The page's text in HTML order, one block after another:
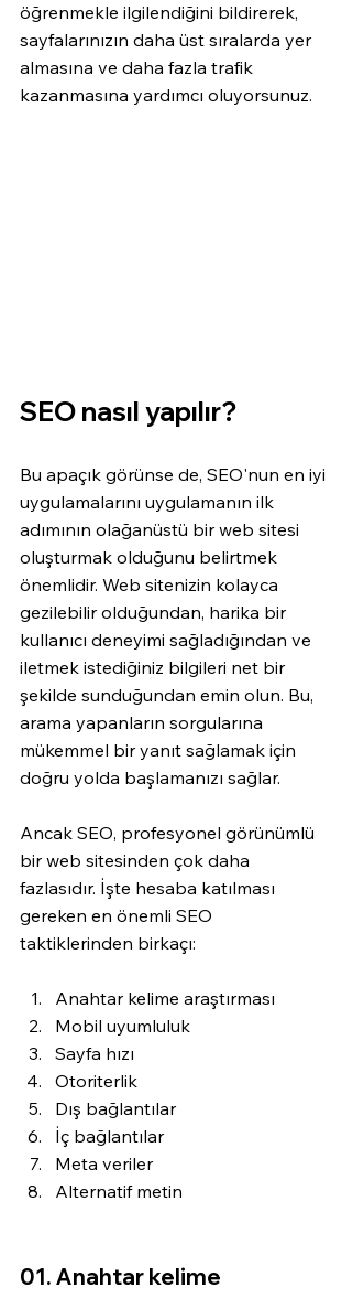
öğrenmekle ilgilendiğini bildirerek,
sayfalarınızın daha üst sıralarda yer
almasına ve daha fazla trafik
kazanmasına yardımcı oluyorsunuz.
SEO nasıl yapılır?
Bu apaçık görünse de, SEO'nun en iyi
uygulamalarını uygulamanın ilk
adımının olağanüstü bir web sitesi
oluşturmak olduğunu belirtmek
önemlidir. Web sitenizin kolayca
gezilebilir olduğundan, harika bir
kullanıcı deneyimi sağladığından ve
iletmek istediğiniz bilgileri net bir
şekilde sunduğundan emin olun. Bu,
arama yapanların sorgularına
mükemmel bir yanıt sağlamak için
doğru yolda başlamanızı sağlar.
Ancak SEO, profesyonel görünümlü
bir web sitesinden çok daha
fazlasıdır. İşte hesaba katılması
gereken en önemli SEO
taktiklerinden birkaçı:
Anahtar kelime araştırması
Mobil uyumluluk
Sayfa hızı
Otoriterlik
Dış bağlantılar
İç bağlantılar
Meta veriler
Alternatif metin
01. Anahtar kelime